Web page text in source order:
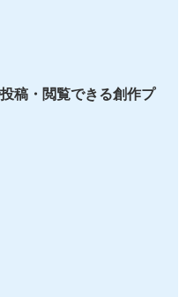
稿・閲覧できる創作プ